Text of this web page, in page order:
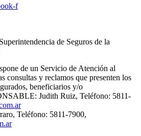
f
de Seguros de la
de un Servicio de Atención al
consultas y reclamos que presenten los
beneficiarios y/o
Judith Ruiz, Teléfono: 5811-
Teléfono: 5811-7900,